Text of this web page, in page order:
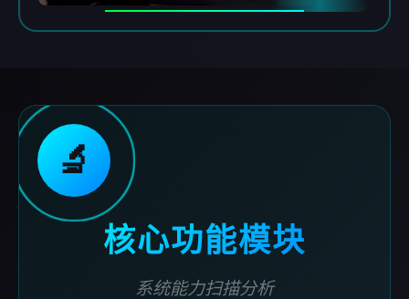
🔬
核心功能模块
系统能力扫描分析